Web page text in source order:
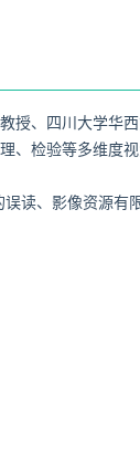
授、四川大学华
检验等多维度
读、影像资源